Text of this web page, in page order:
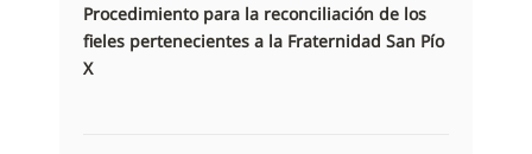
Procedimiento para la reconciliación de los
fieles pertenecientes a la Fraternidad San Pío
X